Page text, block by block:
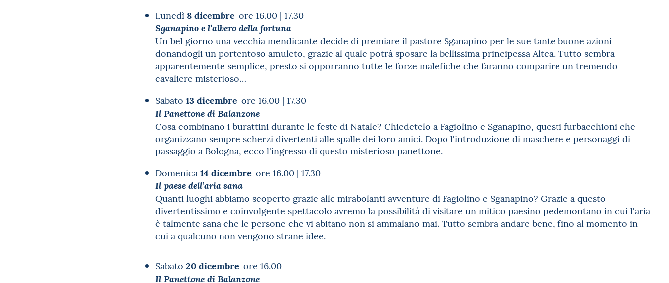
Lunedì 8 dicembre ore 16.00 | 17.30
Sganapino e l’albero della fortuna
Un bel giorno una vecchia mendicante decide di premiare il pastore Sganapino per le sue tante buone azioni
donandogli un portentoso amuleto, grazie al quale potrà sposare la bellissima principessa Altea. Tutto sembra
apparentemente semplice, presto si opporranno tutte le forze malefiche che faranno comparire un tremendo
cavaliere misterioso…
Sabato 13 dicembre ore 16.00 | 17.30
Il Panettone di Balanzone
Cosa combinano i burattini durante le feste di Natale? Chiedetelo a Fagiolino e Sganapino, questi furbacchioni che
organizzano sempre scherzi divertenti alle spalle dei loro amici. Dopo l'introduzione di maschere e personaggi di
passaggio a Bologna, ecco l'ingresso di questo misterioso panettone.
Domenica 14 dicembre ore 16.00 | 17.30
Il paese dell’aria sana
Quanti luoghi abbiamo scoperto grazie alle mirabolanti avventure di Fagiolino e Sganapino? Grazie a questo
divertentissimo e coinvolgente spettacolo avremo la possibilità di visitare un mitico paesino pedemontano in cui l'aria
è talmente sana che le persone che vi abitano non si ammalano mai. Tutto sembra andare bene, fino al momento in
cui a qualcuno non vengono strane idee.
Sabato 20 dicembre ore 16.00
Il Panettone di Balanzone